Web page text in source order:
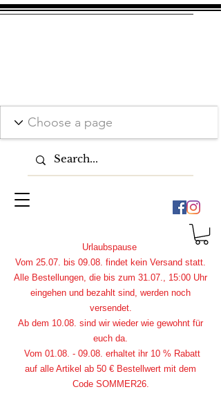
Urlaubspause
Vom 25.07. bis 09.08. findet kein Versand statt.
Alle Bestellungen, die bis zum 31.07., 15:00 Uhr
eingehen und bezahlt sind, werden noch
versendet.
Ab dem 10.08. sind wir wieder wie gewohnt für
euch da.
Vom 01.08. - 09.08. erhaltet ihr 10 % Rabatt
auf alle Artikel ab 50 € Bestellwert mit dem
Code SOMMER26.